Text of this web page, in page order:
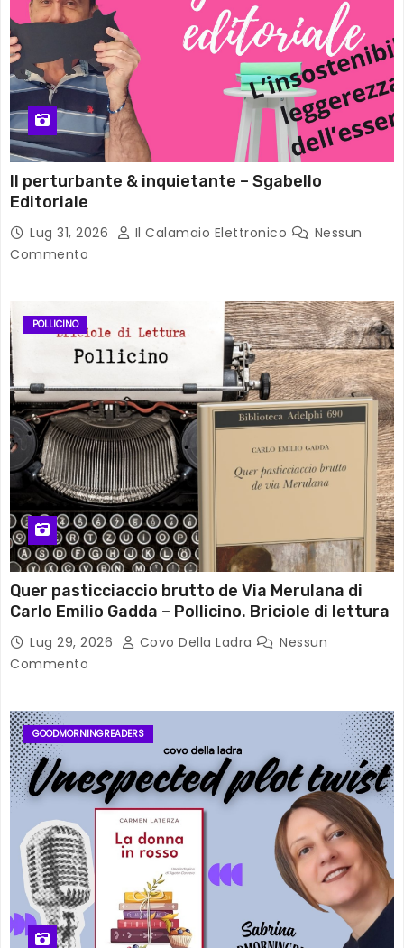
Il perturbante & inquietante – Sgabello
Editoriale
Lug 31, 2026 Il Calamaio Elettronico
Nessun
Commento
POLLICINO
Quer pasticciaccio brutto de Via Merulana di
Carlo Emilio Gadda – Pollicino. Briciole di lettura
Lug 29, 2026 Covo Della Ladra
Nessun
Commento
GOODMORNINGREADERS